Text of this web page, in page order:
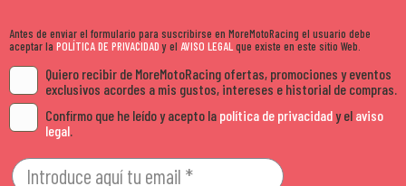
Antes de enviar el formulario para suscribirse en MoreMotoRacing el usuario debe
aceptar la POLÍTICA DE PRIVACIDADy el AVISO LEGALque existe en este sitio Web.
Quiero recibir de MoreMotoRacing ofertas, promociones y eventos
exclusivos acordes a mis gustos, intereses e historial de compras.
Confirmo que he leído y acepto la política de privacidady el aviso
legal